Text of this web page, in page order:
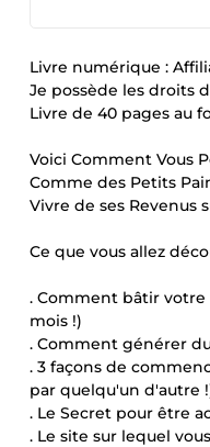
Livre numérique :
Je possède les droits
Livre de 40 pages au
Voici Comment Vous
Comme des Petits
Vivre de ses Revenus
Ce que vous allez
. Comment bâtir
mois !)
. Comment générer du
. 3 façons de
par quelqu'un d'autre
. Le Secret pour être
. Le site sur lequel